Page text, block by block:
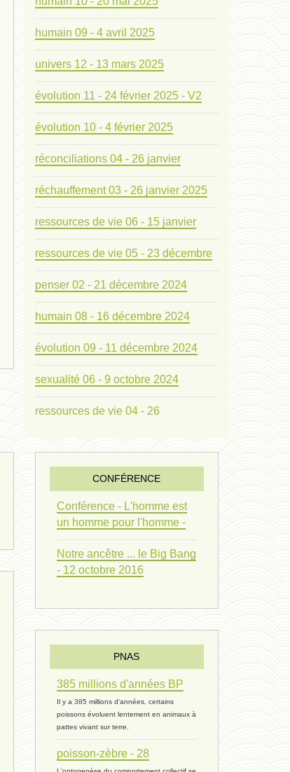
Mentions légales
Contact
humain 09 - 4 avril 2025
univers 12 - 13 mars 2025
évolution 11 - 24 février 2025 - V2
évolution 10 - 4 février 2025
réconciliations 04 - 26 janvier
réchauffement 03 - 26 janvier 2025
ressources de vie 06 - 15 janvier
ressources de vie 05 - 23 décembre
penser 02 - 21 décembre 2024
humain 08 - 16 décembre 2024
évolution 09 - 11 décembre 2024
sexualité 06 - 9 octobre 2024
ressources de vie 04 - 26
mode de production industriel 01 -
vivant 09 - 24 septembre 2024
humain 07 - 6 septembre 2024
évolution 08 - 20 août 2024
humain 06 - 6 août 2024
sous-groupe humain - 27 juillet
riche - 25 juillet 2024
éternité 03 - 11 juillet 2024
Introduction V1 - 6 juin 2024
extinction 07 - 18 mai 2024
biomasse - 10 mai 2024*
CONFÉRENCE
Conférence - L'homme est
un homme pour l'homme -
Notre ancêtre ... le Big Bang
- 12 octobre 2016
PNAS
385 millions d'années BP
Il y a 385 millions d'années, certains
poissons évoluent lentement en animaux à
pattes vivant sur terre.
poisson-zèbre - 28